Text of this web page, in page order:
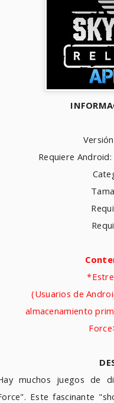
Requiere
(Usuarios de
almacenamiento
muchos juegos de
Este fascinante